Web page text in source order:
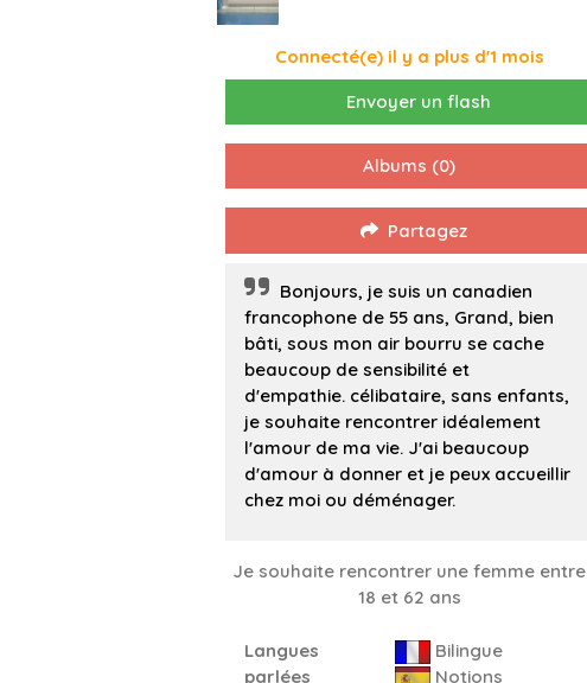
Connecté(e) il y a plus d'1 mois
Envoyer un flash
Albums (0)
Partagez
Bonjours, je suis un canadien
francophone de 55 ans, Grand, bien
bâti, sous mon air bourru se cache
beaucoup de sensibilité et
d'empathie. célibataire, sans enfants,
je souhaite rencontrer idéalement
l'amour de ma vie. J'ai beaucoup
d'amour à donner et je peux accueillir
chez moi ou déménager.
Je souhaite rencontrer une femme entre
18 et 62 ans
Langues
parlées
Bilingue
Notions